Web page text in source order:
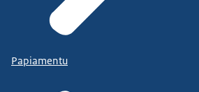
Papiamentu